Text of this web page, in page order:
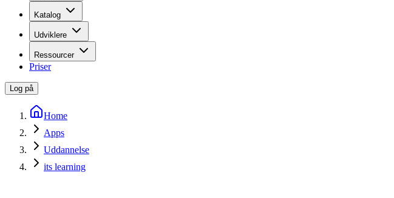
Katalog
Udviklere
Ressourcer
Priser
Log på
Home
Apps
Uddannelse
its learning